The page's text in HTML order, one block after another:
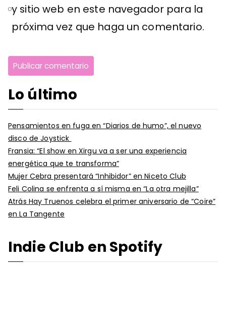
y sitio web en este navegador para la
próxima vez que haga un comentario.
Lo último
Pensamientos en fuga en “Diarios de humo”, el nuevo
disco de Joystick
Fransia: “El show en Xirgu va a ser una experiencia
energética que te transforma”
Mujer Cebra presentará “Inhibidor” en Niceto Club
Feli Colina se enfrenta a sí misma en “La otra mejilla”
Atrás Hay Truenos celebra el primer aniversario de “Coire”
en La Tangente
Indie Club en Spotify